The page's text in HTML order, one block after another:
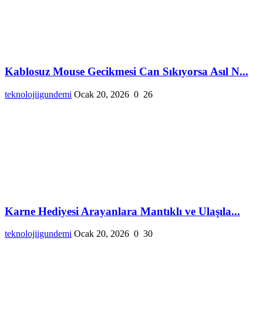
Kablosuz Mouse Gecikmesi Can Sıkıyorsa Asıl N...
teknolojiigundemi Ocak 20, 2026 0 26
Karne Hediyesi Arayanlara Mantıklı ve Ulaşıla...
teknolojiigundemi Ocak 20, 2026 0 30